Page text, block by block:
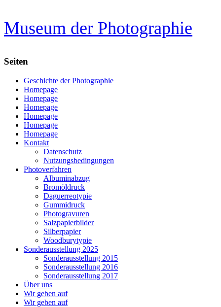
Zum
Inhalt
springen
Museum der Photographie
Seiten
Geschichte der Photographie
Homepage
Homepage
Homepage
Homepage
Homepage
Homepage
Kontakt
Datenschutz
Nutzungsbedingungen
Photoverfahren
Albuminabzug
Bromöldruck
Daguerreotypie
Gummidruck
Photogravuren
Salzpapierbilder
Silberpapier
Woodburytypie
Sonderausstellung 2025
Sonderausstellung 2015
Sonderausstellung 2016
Sonderausstellung 2017
Über uns
Wir geben auf
Wir geben auf